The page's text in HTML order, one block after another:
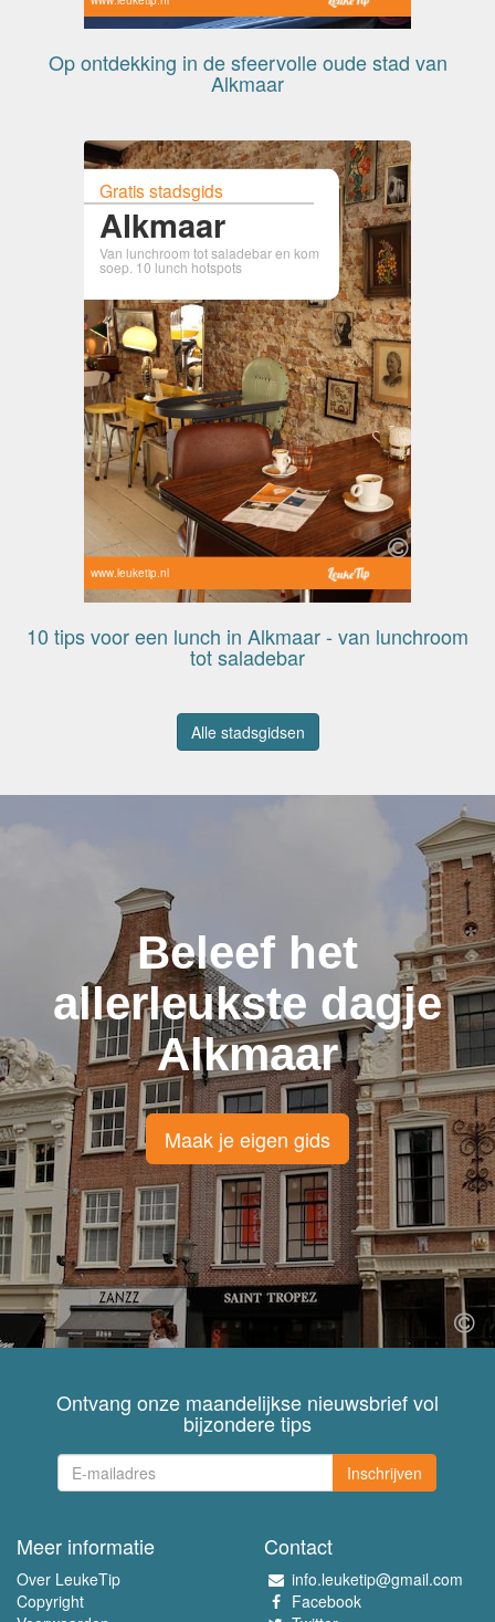
Op ontdekking in de sfeervolle oude stad van
Alkmaar
Gratis stadsgids
Alkmaar
Van lunchroom tot saladebar en kom
soep. 10 lunch hotspots
www.leuketip.nl
10 tips voor een lunch in Alkmaar - van lunchroom
tot saladebar
Alle stadsgidsen
Beleef het
allerleukste dagje
Alkmaar
Maak je eigen gids
Ontvang onze maandelijkse nieuwsbrief vol
bijzondere tips
Inschrijven
Meer informatie
Over LeukeTip
Copyright
Contact
info.leuketip@gmail.com
Facebook